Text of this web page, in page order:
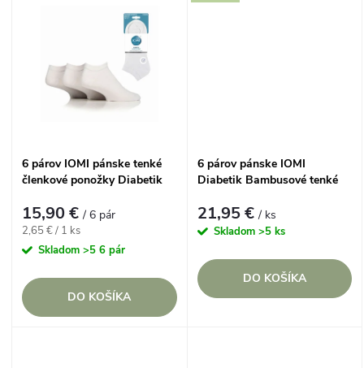
o
v
v
6 párov IOMI pánske tenké
členkové ponožky Diabetik
15,90 €/ 6 pár
Jednotková
cena:
2,65 € / 1 ks
Skladom >5 6 pár
DO KOŠÍKA
6 párov pánske IOMI
Diabetik Bambusové tenké
21,95 €/ ks
Skladom >5 ks
DO KOŠÍKA